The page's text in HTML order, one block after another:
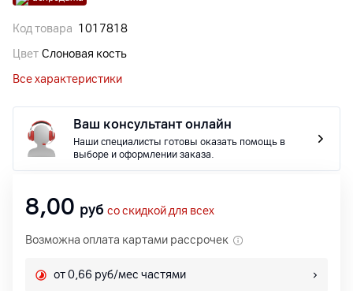
Код товара 1017818
Цвет Слоновая кость
Все характеристики
Ваш консультант онлайн
Наши специалисты готовы оказать помощь в
выборе и оформлении заказа.
8,00 руб со скидкой для всех
Возможна оплата картами рассрочек
от 0,66 руб/мес частями